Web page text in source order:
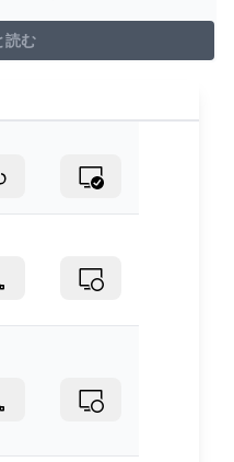
読む